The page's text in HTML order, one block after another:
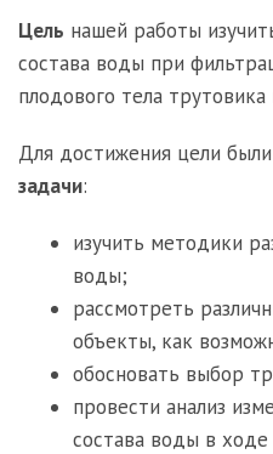
Цель нашей работы
состава воды при
плодового тела трутовика
Для достижения цели
задачи:
изучить методики
воды;
рассмотреть
объекты, как
обосновать выбор
провести анализ
состава воды в